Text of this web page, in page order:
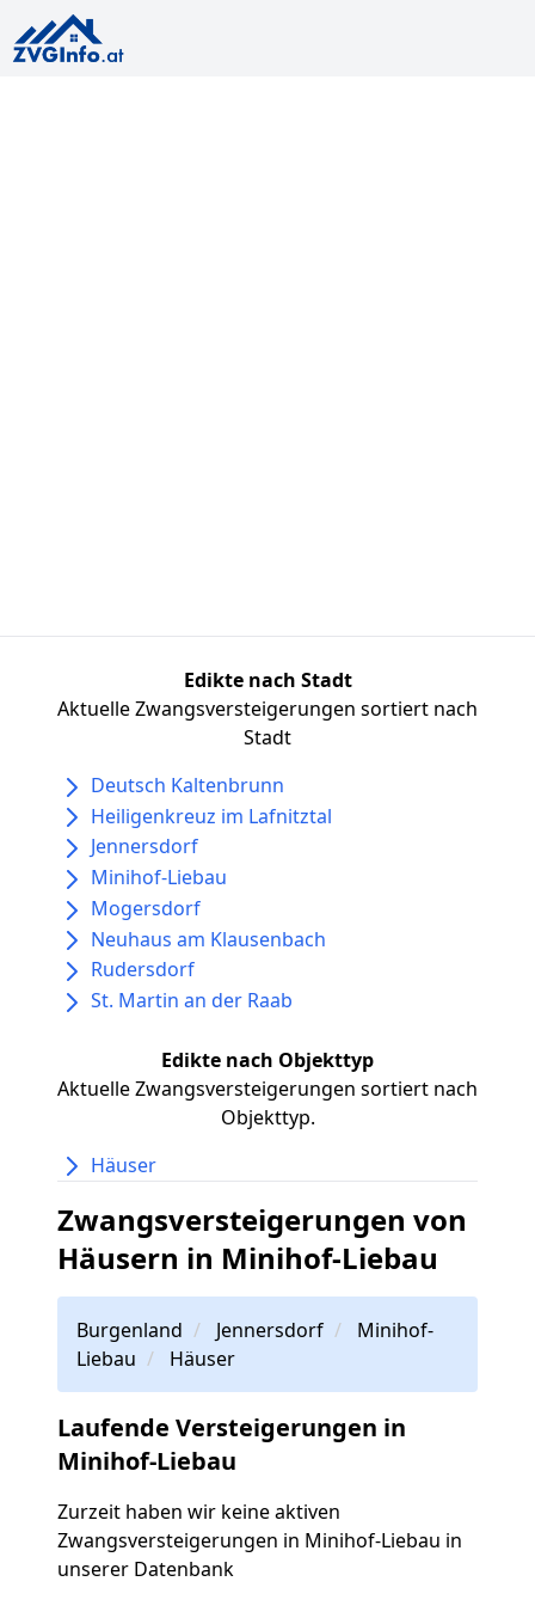
Edikte nach Stadt
Aktuelle Zwangsversteigerungen sortiert nach
Stadt
Deutsch Kaltenbrunn
Heiligenkreuz im Lafnitztal
Jennersdorf
Minihof-Liebau
Mogersdorf
Neuhaus am Klausenbach
Rudersdorf
St. Martin an der Raab
Edikte nach Objekttyp
Aktuelle Zwangsversteigerungen sortiert nach
Objekttyp.
Häuser
Zwangsversteigerungen von
Häusern in Minihof-Liebau
Burgenland Jennersdorf
Minihof-
Liebau
Häuser
Laufende Versteigerungen in
Minihof-Liebau
Zurzeit haben wir keine aktiven
Zwangsversteigerungen in Minihof-Liebau in
unserer Datenbank